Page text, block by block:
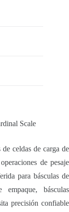
Scale
celdas de carga de
de pesaje
para básculas de
empaque, básculas
precisión confiable